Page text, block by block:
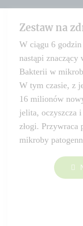
Zestaw na
W ciągu 6
nastąpi
Bakterii w
W tym czasie, z
16 milionów
jelita, oczyszcza
złogi.
mikroby